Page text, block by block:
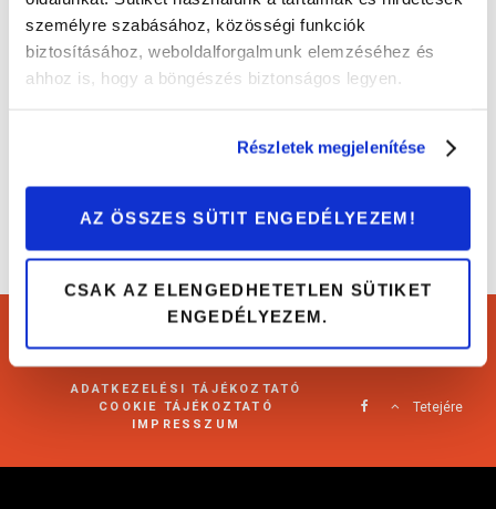
személyre szabásához, közösségi funkciók
biztosításához, weboldalforgalmunk elemzéséhez és
ahhoz is, hogy a böngészés biztonságos legyen.
Részletek megjelenítése
AZ ÖSSZES SÜTIT ENGEDÉLYEZEM!
CSAK AZ ELENGEDHETETLEN SÜTIKET
ENGEDÉLYEZEM.
A készülék, ami megtisztítja autód utasterét!
Cartárs Blog 2021
ADATKEZELÉSI TÁJÉKOZTATÓ
COOKIE TÁJÉKOZTATÓ
IMPRESSZUM
Tetejére